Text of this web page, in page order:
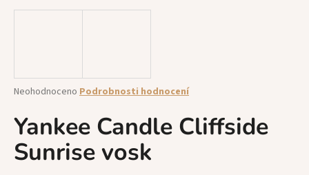
Průměrné
produktu
je
0,0
z
Neohodnoceno Podrobnosti hodnocení
Yankee Candle Cliffside
Sunrise vosk
a
?
HLEDAT